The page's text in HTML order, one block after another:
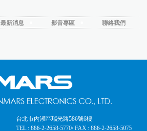
最新消息 影音專區 聯絡我們
台北市內湖區瑞光路586號6樓
TEL : 886-2-2658-5770/ FAX : 886-2-2658-5075